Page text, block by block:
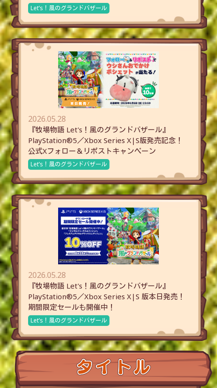
Let’s！風のグランドバザール
2026.05.28
『牧場物語 Let's！風のグランドバザール』
PlayStation®5／Xbox Series X|S版発売記念！
公式Xフォロー＆リポストキャンペーン
Let’s！風のグランドバザール
2026.05.28
『牧場物語 Let's！風のグランドバザール』
PlayStation®5／Xbox Series X|S 版本日発売！
期間限定セールも開催中！
Let’s！風のグランドバザール